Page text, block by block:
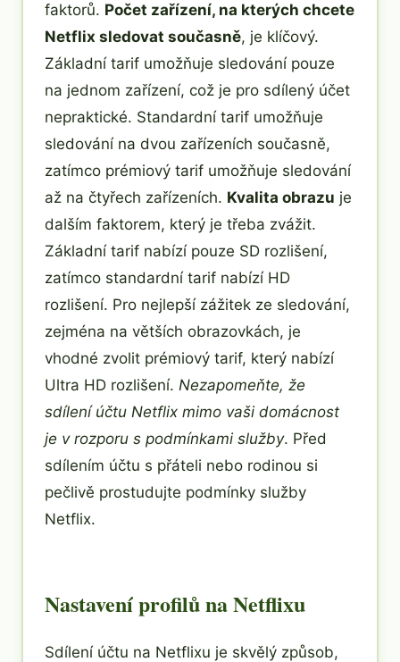
faktorů. Počet zařízení, na kterých chcete
Netflix sledovat současně, je klíčový.
Základní tarif umožňuje sledování pouze
na jednom zařízení, což je pro sdílený účet
nepraktické. Standardní tarif umožňuje
sledování na dvou zařízeních současně,
zatímco prémiový tarif umožňuje sledování
až na čtyřech zařízeních. Kvalita obrazu je
dalším faktorem, který je třeba zvážit.
Základní tarif nabízí pouze SD rozlišení,
zatímco standardní tarif nabízí HD
rozlišení. Pro nejlepší zážitek ze sledování,
zejména na větších obrazovkách, je
vhodné zvolit prémiový tarif, který nabízí
Ultra HD rozlišení. Nezapomeňte, že
sdílení účtu Netflix mimo vaši domácnost
je v rozporu s podmínkami služby. Před
sdílením účtu s přáteli nebo rodinou si
pečlivě prostudujte podmínky služby
Netflix.
Nastavení profilů na Netflixu
Sdílení účtu na Netflixu je skvělý způsob,